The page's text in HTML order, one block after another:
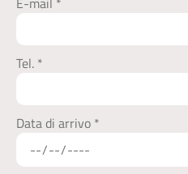
Tel. *
Data di arrivo *